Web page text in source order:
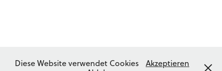
Impressum—Datenschutz
Diese Website verwendet Cookies
Akzeptieren